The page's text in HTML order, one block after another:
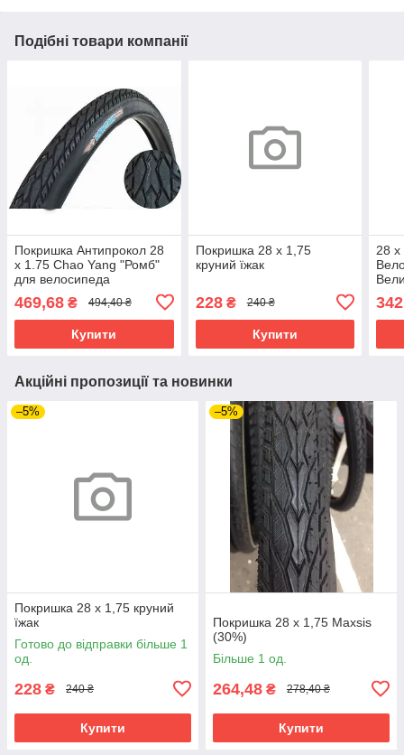
Подібні товари компанії
Покришка Антипрокол 28
х 1.75 Chao Yang "Ромб"
для велосипеда
469,68 ₴ 494,40 ₴
Купити
Покришка 28 х 1,75
круний їжак
228₴ 240 ₴
Купити
28
342
Акційні пропозиції та новинки
–5%
Покришка 28 х 1,75 круний
їжак
Готово до відправки більше 1
од.
228 ₴ 240 ₴
Купити
–5%
Покришка 28 х 1,75 Maxsis
(30%)
Більше 1 од.
264,48 ₴ 278,40 ₴
Купити